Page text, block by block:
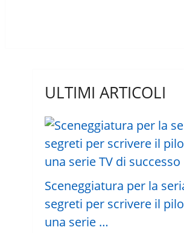
ULTIMI ARTICOLI
Sceneggiatura per la
segreti per scrivere il
una serie …